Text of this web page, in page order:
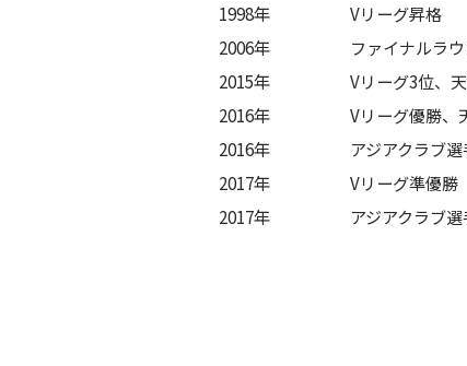
1998年
Vリーグ昇格
2006年
ファイナルラ
2015年
Vリーグ3位、
2016年
Vリーグ優勝、
2016年
アジアクラブ
2017年
Vリーグ準優勝
2017年
アジアクラブ